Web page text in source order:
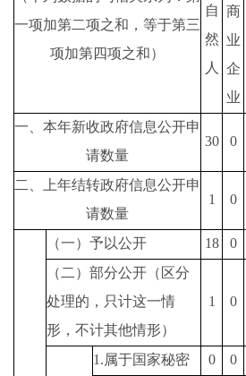
一项加第二项之和，等于第三
项加第四项之和）
自
然
人
商
业
企
业
一、本年新收政府信息公开申
请数量
30 0
二、上年结转政府信息公开申
请数量
1 0
（一）予以公开 18 0
（二）部分公开（区分
处理的，只计这一情
形，不计其他情形）
1 0
1.属于国家秘密 0 0